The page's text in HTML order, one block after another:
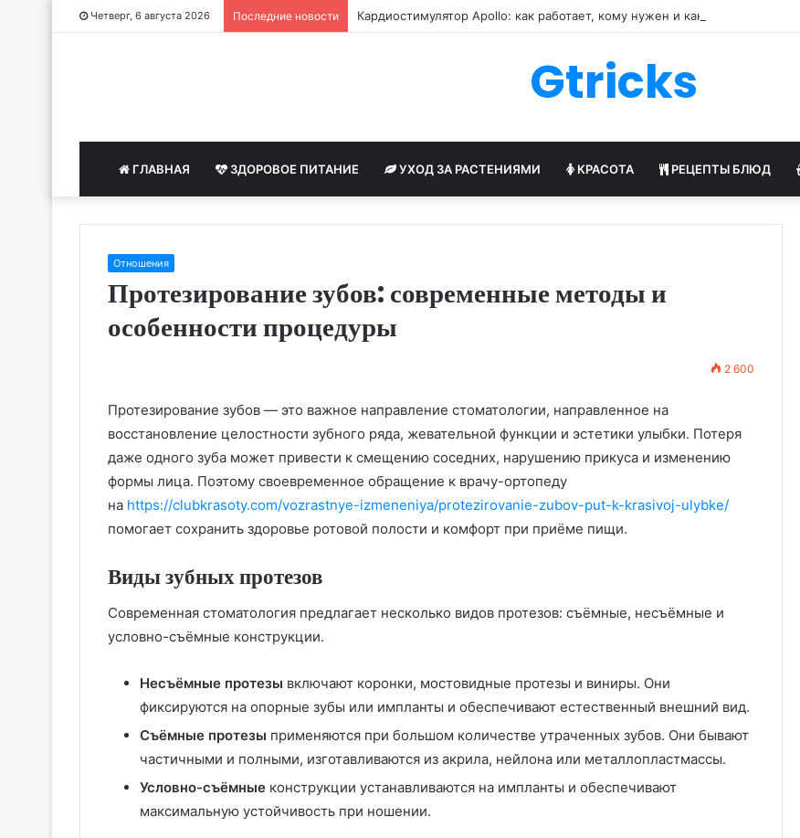
Четверг, 6 августа 2026 Последние новости Кардиостимулятор Apollo: как работает, кому нужен и как его настраивают
Gtricks
ГЛАВНАЯ ЗДОРОВОЕ ПИТАНИЕ УХОД ЗА РАСТЕНИЯМИ КРАСОТА РЕЦЕПТЫ БЛЮД
Отношения
Протезирование зубов: современные методы и
особенности процедуры
2 600
Протезирование зубов — это важное направление стоматологии, направленное на
восстановление целостности зубного ряда, жевательной функции и эстетики улыбки. Потеря
даже одного зуба может привести к смещению соседних, нарушению прикуса и изменению
формы лица. Поэтому своевременное обращение к врачу-ортопеду
на https://clubkrasoty.com/vozrastnye-izmeneniya/protezirovanie-zubov-put-k-krasivoj-ulybke/
помогает сохранить здоровье ротовой полости и комфорт при приёме пищи.
Виды зубных протезов
Современная стоматология предлагает несколько видов протезов: съёмные, несъёмные и
условно-съёмные конструкции.
Несъёмные протезы включают коронки, мостовидные протезы и виниры. Они
фиксируются на опорные зубы или импланты и обеспечивают естественный внешний вид.
Съёмные протезы применяются при большом количестве утраченных зубов. Они бывают
частичными и полными, изготавливаются из акрила, нейлона или металлопластмассы.
Условно-съёмные конструкции устанавливаются на импланты и обеспечивают
максимальную устойчивость при ношении.